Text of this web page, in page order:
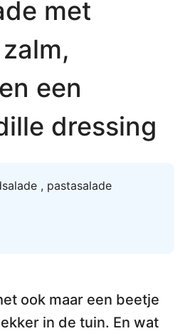
met
een
dressing
, pastasalade
ook maar een beetje
in de tuin. En wat